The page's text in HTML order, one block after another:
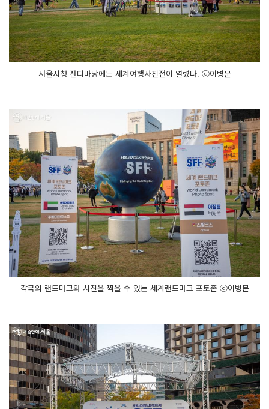
서울시청 잔디마당에는 세계여행사진전이 열렸다. ⓒ이병문
각국의 랜드마크와 사진을 찍을 수 있는 세계랜드마크 포토존 ⓒ이병문